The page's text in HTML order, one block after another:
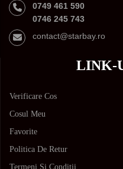
0749 461 590
0746 245 743
contact@starbay.ro
LINK-
Verificare Cos
Cosul Meu
Favorite
Politica De Retur
Termeni Si Conditii